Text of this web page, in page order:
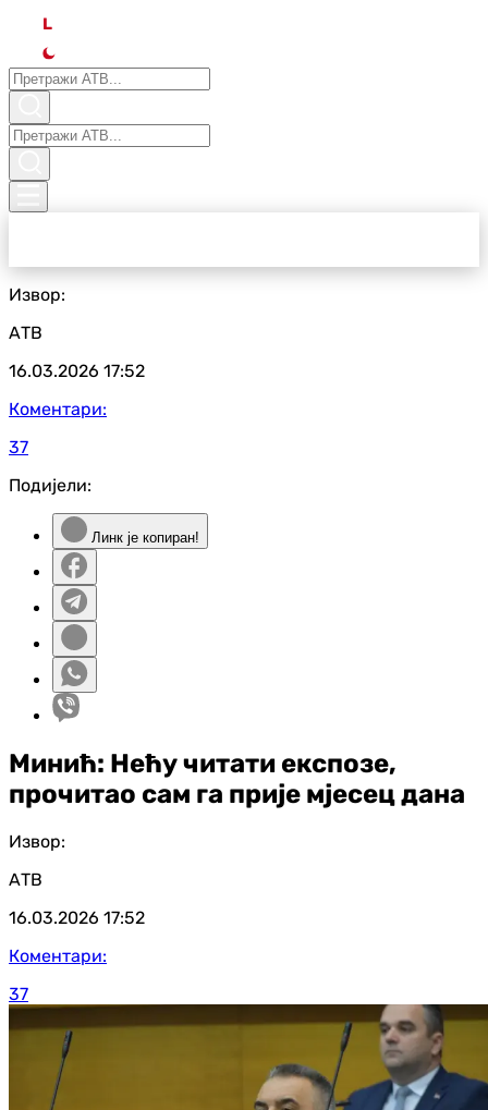
L
Извор:
АТВ
16.03.2026 17:52
Коментари:
37
Подијели:
Линк је копиран!
Минић: Нећу читати експозе,
прочитао сам га прије мјесец дана
Извор:
АТВ
16.03.2026 17:52
Коментари:
37